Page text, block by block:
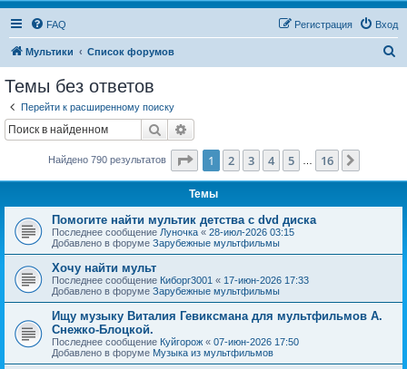
FAQ Вход
Регистрация
Мультики Список форумов
Темы без ответов
Перейти к расширенному поиску
Поиск
Найдено 790 результатов Страница из 16
1 2 3 4 5 16
Темы
Помогите найти мультик детства с dvd диска
Последнее сообщение Луночка « 28-июл-2026 03:15
Добавлено в форуме Зарубежные мультфильмы
Хочу найти мульт
Последнее сообщение Киборг3001 « 17-июн-2026 17:33
Добавлено в форуме Зарубежные мультфильмы
Ищу музыку Виталия Гевиксмана для мультфильмов А.
Снежко-Блоцкой.
Последнее сообщение Куйгорож « 07-июн-2026 17:50
Добавлено в форуме Музыка из мультфильмов